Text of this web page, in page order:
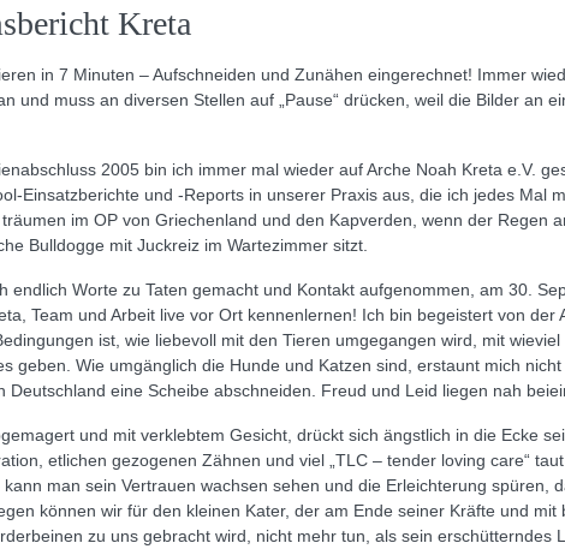
Kreta
in 7 Minuten – Aufschneiden und Zunähen eingerechnet! Immer
und muss an diversen Stellen auf „Pause“ drücken, weil die Bilder an
2005 bin ich immer mal wieder auf Arche Noah Kreta e.V.
Einsatzberichte und -Reports in unserer Praxis aus, die ich jedes Mal
im OP von Griechenland und den Kapverden, wenn der Regen
Bulldogge mit Juckreiz im Wartezimmer sitzt.
endlich Worte zu Taten gemacht und Kontakt aufgenommen, am 30.
Team und Arbeit live vor Ort kennenlernen! Ich bin begeistert von der
ist, wie liebevoll mit den Tieren umgegangen wird, mit
geben. Wie umgänglich die Hunde und Katzen sind, erstaunt mich
Deutschland eine Scheibe abschneiden. Freud und Leid liegen nah
und mit verklebtem Gesicht, drückt sich ängstlich in die Ecke
etlichen gezogenen Zähnen und viel „TLC – tender loving care“
man sein Vertrauen wachsen sehen und die Erleichterung spüren,
können wir für den kleinen Kater, der am Ende seiner Kräfte und mit
zu uns gebracht wird, nicht mehr tun, als sein erschütterndes